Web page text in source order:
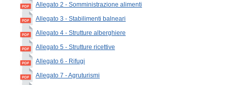
Allegato 2 - Somministrazione alimenti
Allegato 3 - Stabilimenti balneari
Allegato 4 - Strutture alberghiere
Allegato 5 - Strutture ricettive
Allegato 6 - Rifugi
Allegato 7 - Agruturismi